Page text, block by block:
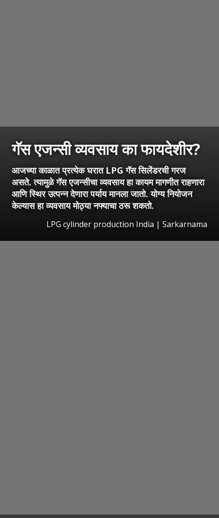
गॅस एजन्सी व्यवसाय का फायदेशीर?
आजच्या काळात प्रत्येक घरात LPG गॅस सिलेंडरची गरज
असते. त्यामुळे गॅस एजन्सीचा व्यवसाय हा कायम मागणीत राहणारा
आणि स्थिर उत्पन्न देणारा पर्याय मानला जातो. योग्य नियोजन
केल्यास हा व्यवसाय मोठ्या नफ्याचा ठरू शकतो.
LPG cylinder production India | Sarkarnama